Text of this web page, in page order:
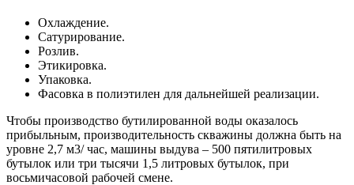
Охлаждение.
Сатурирование.
Розлив.
Этикировка.
Упаковка.
Фасовка в полиэтилен для дальнейшей реализации.
Чтобы производство бутилированной воды оказалось
прибыльным, производительность скважины должна быть на
уровне 2,7 м3/ час, машины выдува – 500 пятилитровых
бутылок или три тысячи 1,5 литровых бутылок, при
восьмичасовой рабочей смене.